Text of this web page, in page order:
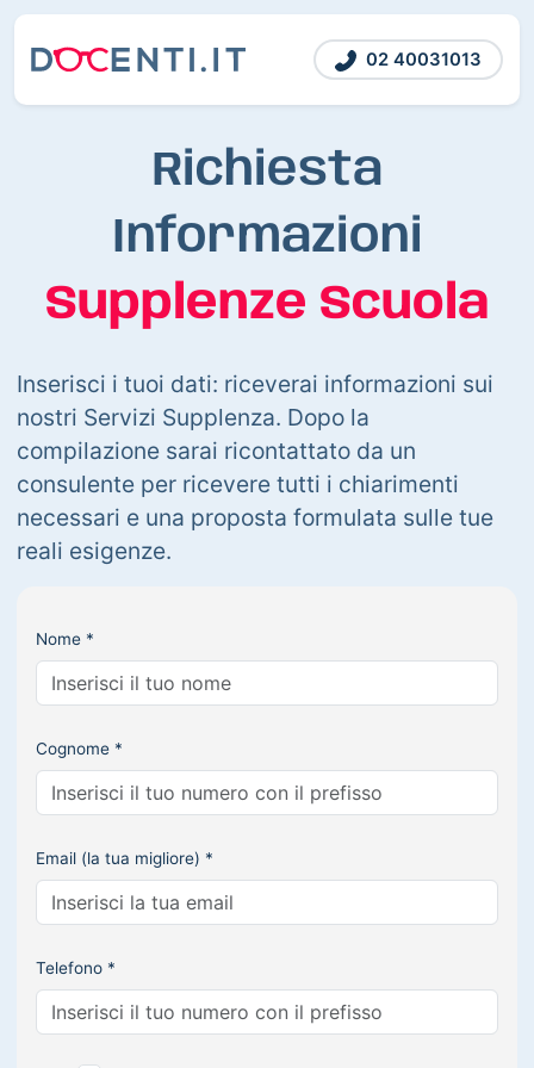
02 40031013
Richiesta
Informazioni
Supplenze Scuola
Inserisci i tuoi dati: riceverai informazioni sui
nostri Servizi Supplenza. Dopo la
compilazione sarai ricontattato da un
consulente per ricevere tutti i chiarimenti
necessari e una proposta formulata sulle tue
reali esigenze.
Nome *
Cognome *
Email (la tua migliore) *
Telefono *